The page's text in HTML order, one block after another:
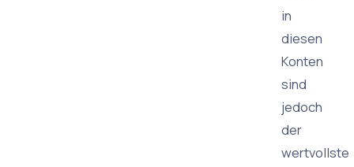
in
diesen
Konten
sind
jedoch
der
wertvollste